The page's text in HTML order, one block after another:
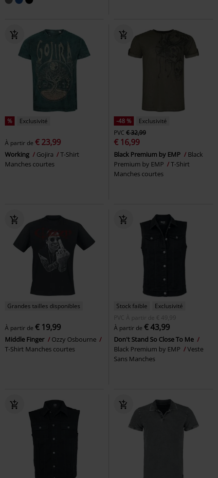
% Exclusivité
À partir de € 23,99
Working Gojira
T-Shirt
Manches courtes
-48 %
Exclusivité
PVC € 32,99
€ 16,99
Black Premium by EMP
Black
Premium by EMP
T-Shirt
Manches courtes
Grandes tailles disponibles
À partir de € 19,99
Middle Finger
Ozzy Osbourne
T-Shirt Manches courtes
Stock faible
Exclusivité
PVC
À partir de € 49,99
À partir de € 43,99
Don't Stand So Close To Me
Black Premium by EMP
Veste
Sans Manches